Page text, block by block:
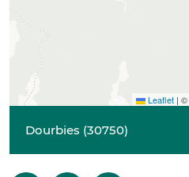
Leaflet | ©
Dourbies (30750)